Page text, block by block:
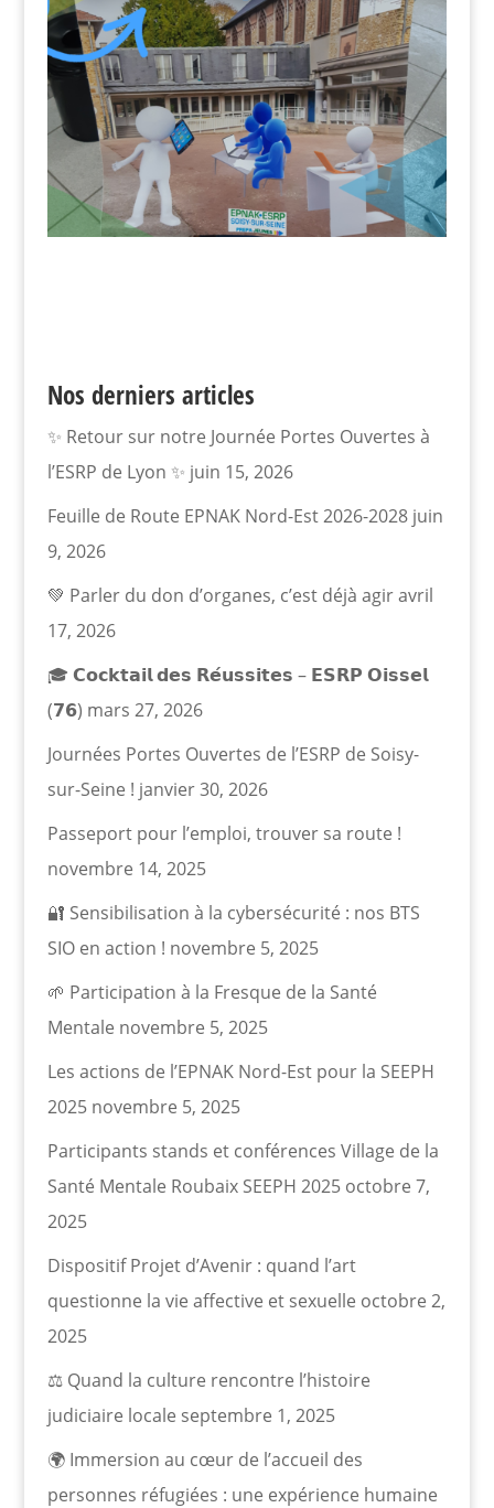
Nos derniers articles
✨ Retour sur notre Journée Portes Ouvertes à
l’ESRP de Lyon ✨ juin 15, 2026
Feuille de Route EPNAK Nord-Est 2026-2028 juin
9, 2026
💚 Parler du don d’organes, c’est déjà agir avril
17, 2026
🎓 𝗖𝗼𝗰𝗸𝘁𝗮𝗶𝗹 𝗱𝗲𝘀 𝗥𝗲́𝘂𝘀𝘀𝗶𝘁𝗲𝘀 – 𝗘𝗦𝗥𝗣 𝗢𝗶𝘀𝘀𝗲𝗹
(𝟳𝟲) mars 27, 2026
Journées Portes Ouvertes de l’ESRP de Soisy-
sur-Seine ! janvier 30, 2026
Passeport pour l’emploi, trouver sa route !
novembre 14, 2025
🔐 Sensibilisation à la cybersécurité : nos BTS
SIO en action ! novembre 5, 2025
🌱 Participation à la Fresque de la Santé
Mentale novembre 5, 2025
Les actions de l’EPNAK Nord-Est pour la SEEPH
2025 novembre 5, 2025
Participants stands et conférences Village de la
Santé Mentale Roubaix SEEPH 2025 octobre 7,
2025
Dispositif Projet d’Avenir : quand l’art
questionne la vie affective et sexuelle octobre 2,
2025
⚖️ Quand la culture rencontre l’histoire
judiciaire locale septembre 1, 2025
🌍 Immersion au cœur de l’accueil des
personnes réfugiées : une expérience humaine